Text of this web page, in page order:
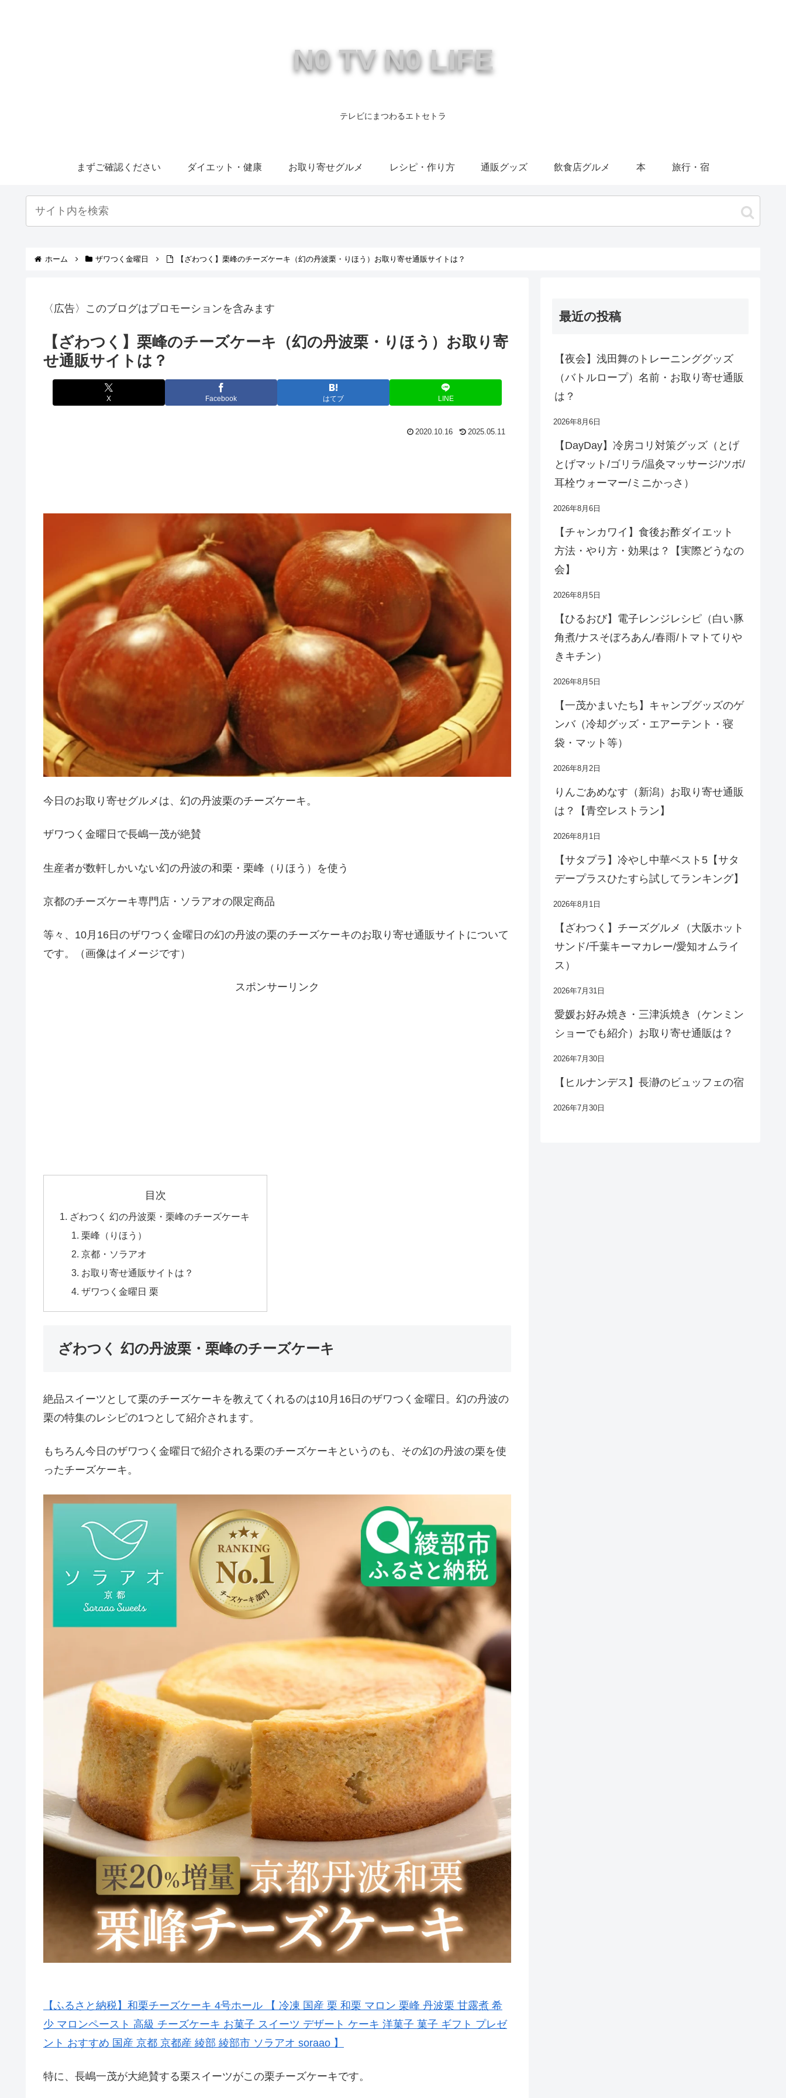
N0 TV N0 LIFE
テレビにまつわるエトセトラ
まずご確認ください ダイエット・健康 お取り寄せグルメ レシピ・作り方 通販グッズ 飲食店グルメ 本 旅行・宿
ホーム ザワつく金曜日 【ざわつく】栗峰のチーズケーキ（幻の丹波栗・りほう）お取り寄せ通販サイトは？
〈広告〉このブログはプロモーションを含みます
【ざわつく】栗峰のチーズケーキ（幻の丹波栗・りほう）お取り寄
せ通販サイトは？
X Facebook はてブ LINE
2020.10.16 2025.05.11
今日のお取り寄せグルメは、幻の丹波栗のチーズケーキ。
ザワつく金曜日で長嶋一茂が絶賛
生産者が数軒しかいない幻の丹波の和栗・栗峰（りほう）を使う
京都のチーズケーキ専門店・ソラアオの限定商品
等々、10月16日のザワつく金曜日の幻の丹波の栗のチーズケーキのお取り寄せ通販サイトについて
です。（画像はイメージです）
スポンサーリンク
目次
ざわつく 幻の丹波栗・栗峰のチーズケーキ
栗峰（りほう）
京都・ソラアオ
お取り寄せ通販サイトは？
ザワつく金曜日 栗
ざわつく 幻の丹波栗・栗峰のチーズケーキ
絶品スイーツとして栗のチーズケーキを教えてくれるのは10月16日のザワつく金曜日。幻の丹波の
栗の特集のレシピの1つとして紹介されます。
もちろん今日のザワつく金曜日で紹介される栗のチーズケーキというのも、その幻の丹波の栗を使
ったチーズケーキ。
【ふるさと納税】和栗チーズケーキ 4号ホール 【 冷凍 国産 栗 和栗 マロン 栗峰 丹波栗 甘露煮 希
少 マロンペースト 高級 チーズケーキ お菓子 スイーツ デザート ケーキ 洋菓子 菓子 ギフト プレゼ
ント おすすめ 国産 京都 京都産 綾部 綾部市 ソラアオ soraao 】
特に、長嶋一茂が大絶賛する栗スイーツがこの栗チーズケーキです。
最近の投稿
【夜会】浅田舞のトレーニンググッズ
（バトルロープ）名前・お取り寄せ通販
は？
2026年8月6日
【DayDay】冷房コリ対策グッズ（とげ
とげマット/ゴリラ/温灸マッサージ/ツボ/
耳栓ウォーマー/ミニかっさ）
2026年8月6日
【チャンカワイ】食後お酢ダイエット
方法・やり方・効果は？【実際どうなの
会】
2026年8月5日
【ひるおび】電子レンジレシピ（白い豚
角煮/ナスそぼろあん/春雨/トマトてりや
きキチン）
2026年8月5日
【一茂かまいたち】キャンプグッズのゲ
ンバ（冷却グッズ・エアーテント・寝
袋・マット等）
2026年8月2日
りんごあめなす（新潟）お取り寄せ通販
は？【青空レストラン】
2026年8月1日
【サタプラ】冷やし中華ベスト5【サタ
デープラスひたすら試してランキング】
2026年8月1日
【ざわつく】チーズグルメ（大阪ホット
サンド/千葉キーマカレー/愛知オムライ
ス）
2026年7月31日
愛媛お好み焼き・三津浜焼き（ケンミン
ショーでも紹介）お取り寄せ通販は？
2026年7月30日
【ヒルナンデス】長瀞のビュッフェの宿
2026年7月30日